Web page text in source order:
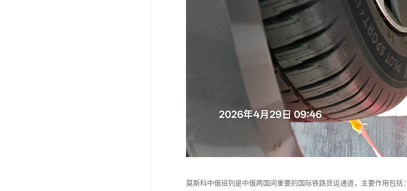
莫斯科中俄班列是中俄两国间重要的国际铁路货运通道，主要作用包括：